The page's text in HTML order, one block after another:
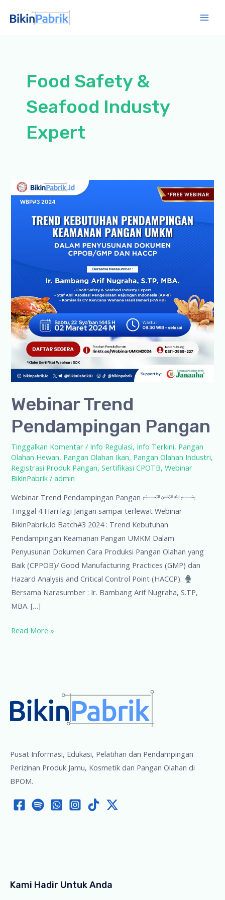
Food Safety &
Seafood Industy
Expert
Webinar Trend
Pendampingan Pangan
Tinggalkan Komentar / Info Regulasi, Info Terkini, Pangan
Olahan Hewan, Pangan Olahan Ikan, Pangan Olahan Industri,
Registrasi Produk Pangan,Sertifikasi CPOTB,Webinar
BikinPabrik /admin
Webinar Trend Pendampingan Pangan ﷽
Tinggal 4 Hari lagi Jangan sampai terlewat Webinar
BikinPabrik.Id Batch#3 2024 : Trend Kebutuhan
Pendampingan Keamanan Pangan UMKM Dalam
Penyusunan Dokumen Cara Produksi Pangan Olahan yang
Baik (CPPOB)/ Good Manufacturing Practices (GMP) dan
Hazard Analysis and Critical Control Point (HACCP).
Bersama Narasumber : Ir. Bambang Arif Nugraha, S.TP,
MBA. […]
Webinar
Read More »
Pusat Informasi, Edukasi, Pelatihan dan Pendampingan
Perizinan Produk Jamu, Kosmetik dan Pangan Olahan di
BPOM.
Kami Hadir Untuk Anda